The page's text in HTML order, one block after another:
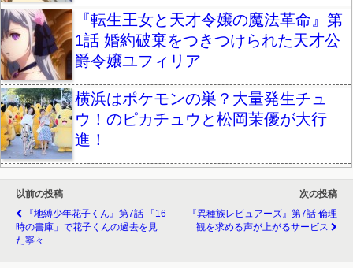
『転生王女と天才令嬢の魔法革命』第
1話 婚約破棄をつきつけられた天才公
爵令嬢ユフィリア
横浜はポケモンの巣？大量発生チュ
ウ！のピカチュウと松岡茉優が大行
進！
以前の投稿
『地縛少年花子くん』第7話 「16
時の書庫」で花子くんの過去を見
た寧々
次の投稿
『異種族レビュアーズ』第7話 倫理
観を求める声が上がるサービス